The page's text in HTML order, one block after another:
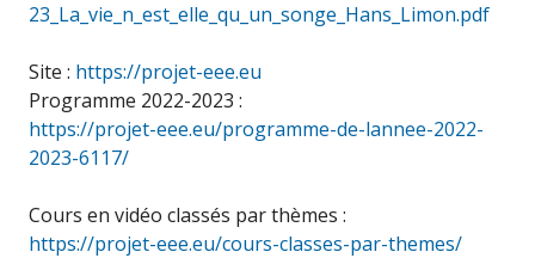
23_La_vie_n_est_elle_qu_un_songe_Hans_Limon.pdf
Site : https://projet-eee.eu
Programme 2022-2023 :
https://projet-eee.eu/programme-de-lannee-2022-
2023-6117/
Cours en vidéo classés par thèmes :
https://projet-eee.eu/cours-classes-par-themes/